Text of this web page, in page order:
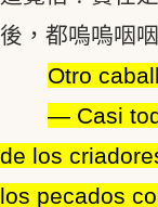
後，都嗚嗚咽
Otro
― Casi
de los
los pecados